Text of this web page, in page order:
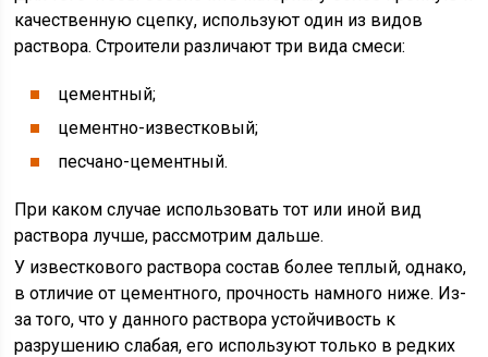
качественную сцепку, используют один из видов
раствора. Строители различают три вида смеси:
цементный;
цементно-известковый;
песчано-цементный.
При каком случае использовать тот или иной вид
раствора лучше, рассмотрим дальше.
У известкового раствора состав более теплый, однако,
в отличие от цементного, прочность намного ниже. Из-
за того, что у данного раствора устойчивость к
разрушению слабая, его используют только в редких